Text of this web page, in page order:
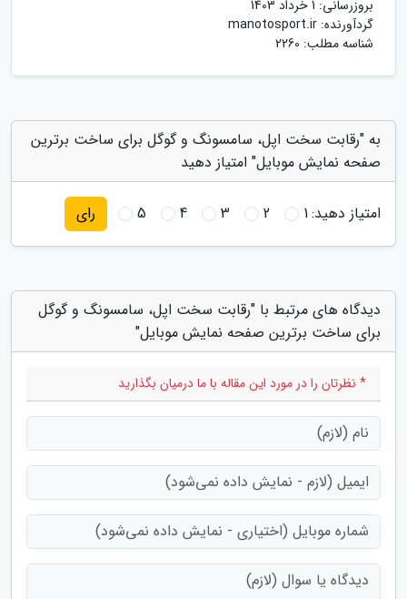
بروزرسانی: 1 خرداد 1403
گردآورنده: manotosport.ir
شناسه مطلب: 2260
به "رقابت سخت اپل، سامسونگ و گوگل برای ساخت برترین
صفحه نمایش موبایل" امتیاز دهید
امتیاز دهید:1
2
3
4
5 رای
دیدگاه های مرتبط با "رقابت سخت اپل، سامسونگ و گوگل
برای ساخت برترین صفحه نمایش موبایل"
* نظرتان را در مورد این مقاله با ما درمیان بگذارید